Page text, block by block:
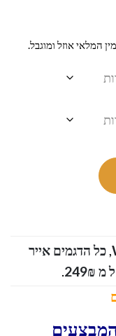
המלאי אוזל ומוגבל.
,כל הדגמים אייר
.